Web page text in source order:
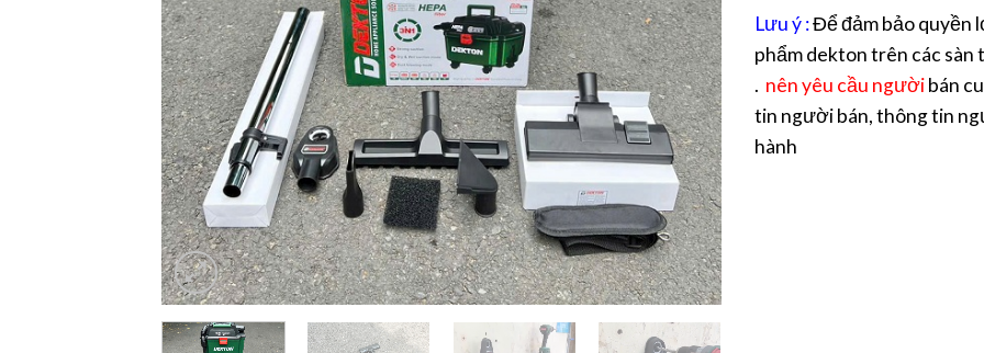
Lưu ý :Để đảm bảo quyền
phẩm dekton trên các sàn
. nên yêu cầu ngườibán
tin người bán, thông tin
hành